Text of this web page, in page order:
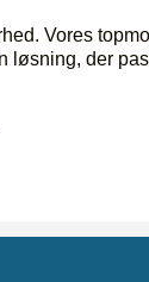
Vores
løsning, der